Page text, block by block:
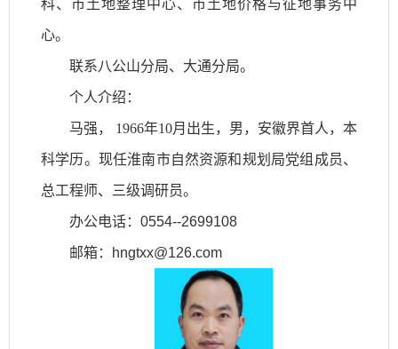
科、市土地整理中心、市土地价格与征地事务中
心。
联系八公山分局、大通分局。
个人介绍：
马强， 1966年10月出生， 男，安徽界首人，本
科学历。现任淮南市自然资源和规划局党组成员、
总工程师、三级调研员。
办公电话：0554--2699108
邮箱：hngtxx@126.com